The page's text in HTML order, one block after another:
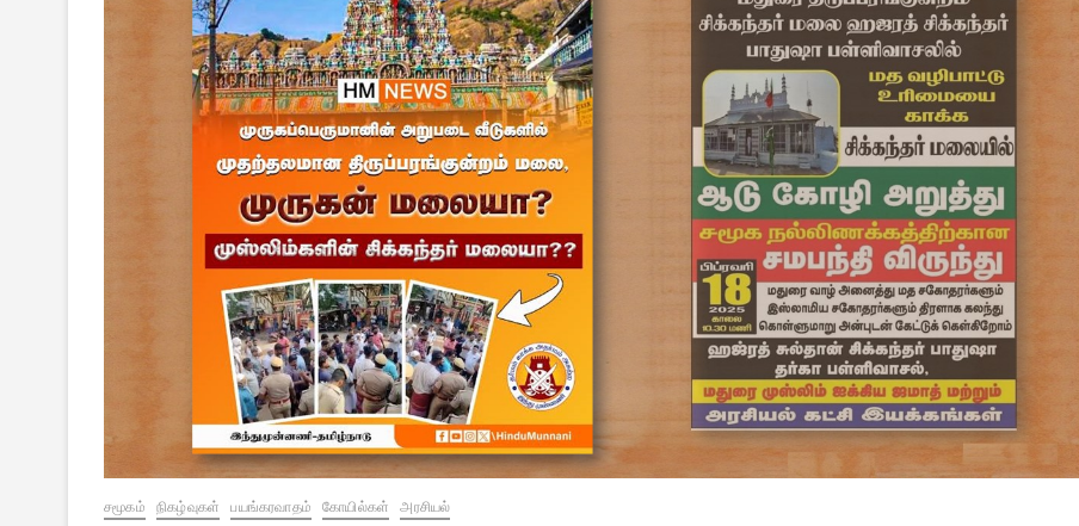
சமூகம் நிகழ்வுகள் பயங்கரவாதம் கோயில்கள் அரசியல்